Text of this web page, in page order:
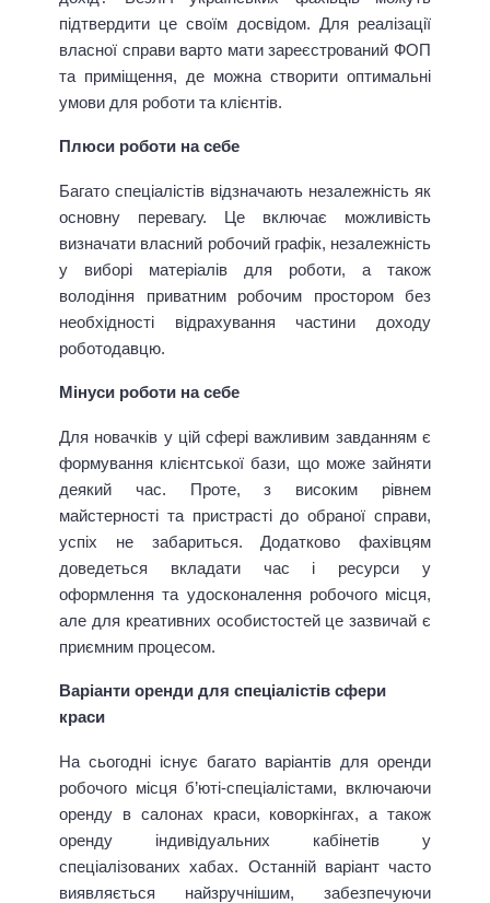
підтвердити це своїм досвідом. Для реалізації
власної справи варто мати зареєстрований ФОП
та приміщення, де можна створити оптимальні
умови для роботи та клієнтів.
Плюси роботи на себе
Багато спеціалістів відзначають незалежність як
основну перевагу. Це включає можливість
визначати власний робочий графік, незалежність
у виборі матеріалів для роботи, а також
володіння приватним робочим простором без
необхідності відрахування частини доходу
роботодавцю.
Мінуси роботи на себе
Для новачків у цій сфері важливим завданням є
формування клієнтської бази, що може зайняти
деякий час. Проте, з високим рівнем
майстерності та пристрасті до обраної справи,
успіх не забариться. Додатково фахівцям
доведеться вкладати час і ресурси у
оформлення та удосконалення робочого місця,
але для креативних особистостей це зазвичай є
приємним процесом.
Варіанти оренди для спеціалістів сфери
краси
На сьогодні існує багато варіантів для оренди
робочого місця б’юті-спеціалістами, включаючи
оренду в салонах краси, коворкінгах, а також
оренду індивідуальних кабінетів у
спеціалізованих хабах. Останній варіант часто
виявляється найзручнішим, забезпечуючи